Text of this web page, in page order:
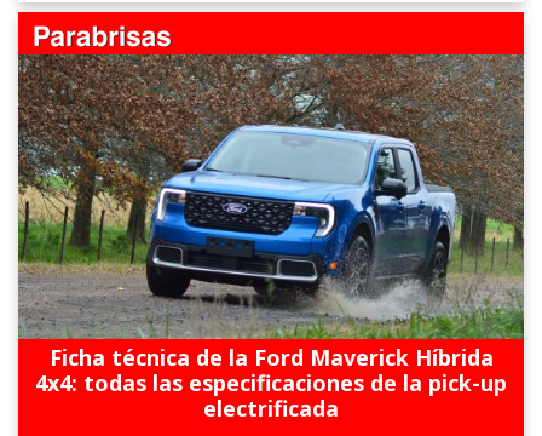
Ficha técnica de la Ford Maverick Híbrida
4x4: todas las especificaciones de la pick-up
electrificada